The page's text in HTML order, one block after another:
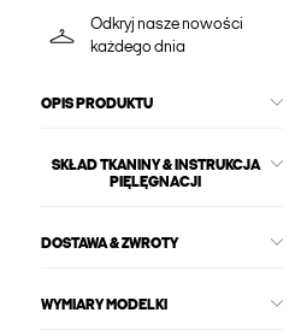
Odkryj nasze nowości
każdego dnia
OPIS PRODUKTU
SKŁAD TKANINY & INSTRUKCJA
PIĘLĘGNACJI
DOSTAWA & ZWROTY
WYMIARY MODELKI